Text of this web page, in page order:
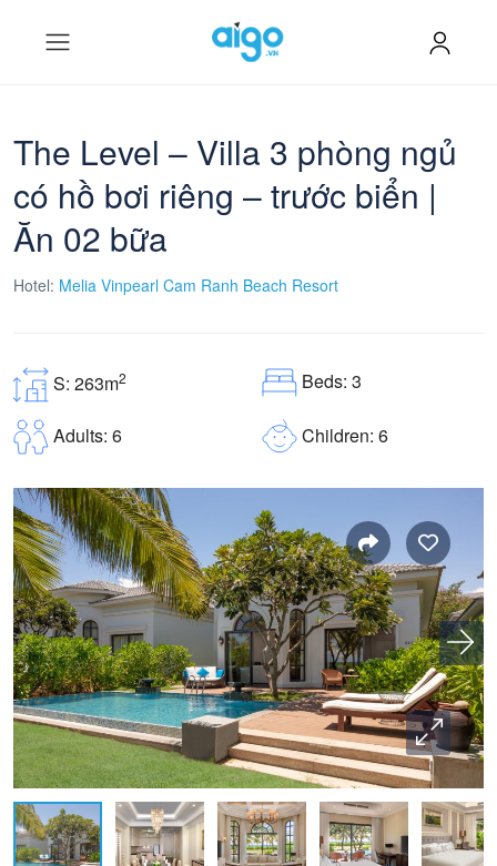
The Level – Villa 3 phòng ngủ
có hồ bơi riêng – trước biển |
Ăn 02 bữa
Hotel: Melia Vinpearl Cam Ranh Beach Resort
S: 263m2 Beds: 3
Adults: 6 Children: 6